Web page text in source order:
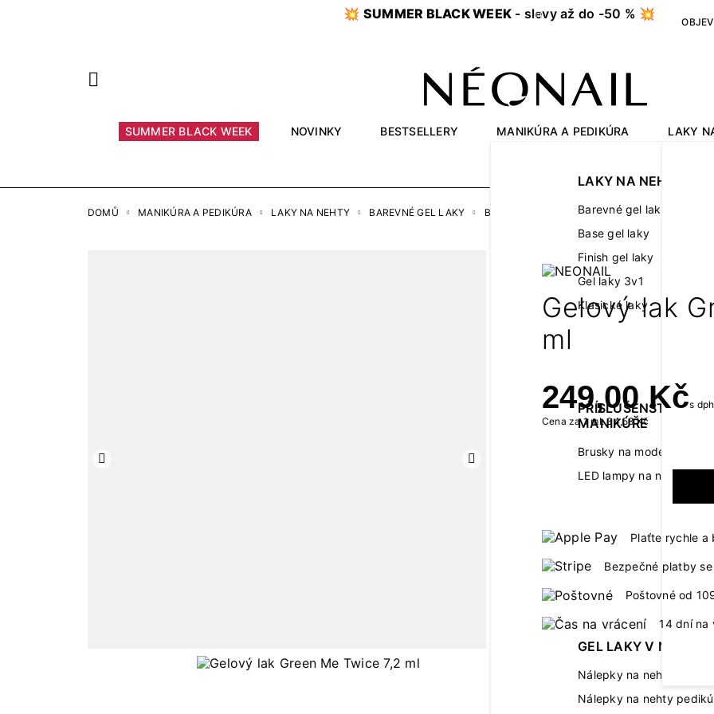
💥 SUMMER BLACK WEEK - slevy až do -50 % 💥 OBJEV
SUMMER BLACK WEEK NOVINKY BESTSELLERY MANIKÚRA A PEDIKÚRA
LAKY NA NEHTY
Barevné gel laky
Base gel laky
Finish gel laky
Gel laky 3v1
Klasické laky
PŘÍSLUŠENSTVÍ K
MANIKÚŘE
Brusky na modeláž nehtů
LED lampy na nehty
GEL LAKY V NÁLEPCE
Nálepky na nehty
Nálepky na nehty
LAKY
DOMŮ MANIKÚRA A PEDIKÚRA LAKY NA NEHTY BAREVNÉ GEL LAKY BARVY GELOVÝ LAK GREEN ME TWICE 7,2 ML
Předchozí Další
Gelový lak
ml
249,00 Kčs dph
Cena za 1 ml: 34,58 Kč
Plaťte rychle a
Bezpečné platby
Poštovné od
14 dní na